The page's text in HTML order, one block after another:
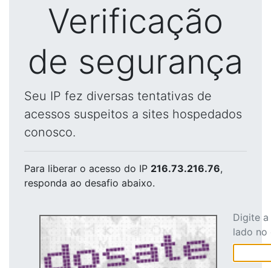
Verificação
de segurança
Seu IP fez diversas tentativas de
acessos suspeitos a sites hospedados
conosco.
Para liberar o acesso do IP 216.73.216.76,
responda ao desafio abaixo.
Digite
lado no